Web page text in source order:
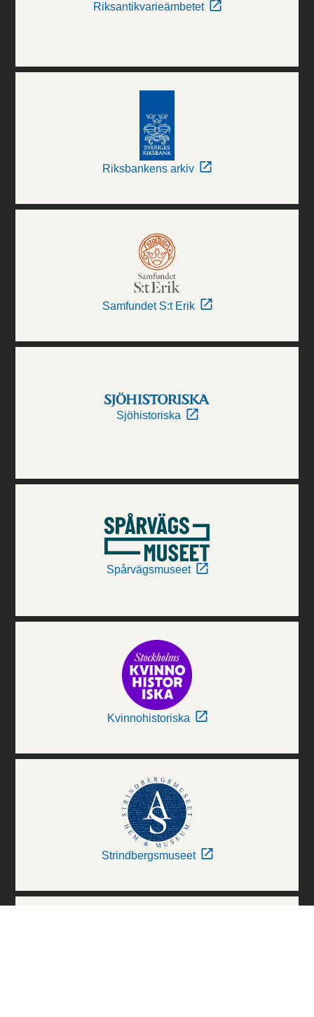
Riksantikvarieämbetet
Riksbankens arkiv
Samfundet S:t Erik
Sjöhistoriska
Spårvägsmuseet
Kvinnohistoriska
Strindbergsmuseet